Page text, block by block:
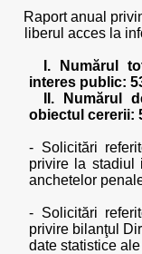
ne
Ce
înseamnă
fapta de
corupție
Cum
sesizați
o faptă
de
corupție?
Cum
este
protejat
cel care
denunță?
Ce
trebuie
să
conțină o
sesizare?
Fazele
procesului
penal
Ce
urmează
după ce
sesizez
o faptă
de
corupție?
Care sunt
drepturile și
obligațiile
persoanelor
în procesul
penal?
Cum
sprijiniți
DNA
oferind
date
despre
posibile
fapte de
corupție?
noi
Cine
lucrează
la DNA?
Cu ce
se
ocupă
DNA?
Sursele
de
informații
ale DNA
Structura
Conducerea
Structuri
teritoriale
Cadrul
legal
Resurse
financiare
și achiziții
publice
Resurse
umane
Integritate
noastre
Rapoarte
de
activitate
Hotărâri
penale
definitive
în cauze
de
corupție
media
Biroul de
informare
și relații
publice -
Contacte
Comunicate
de presă
Model de
acreditare
Drept
la
replică
Evenimente
publică
Persoana
cu
informarea
publică
Model
solicitare
informații
în baza
Legii
544/2001
Raportul
anual
privind
aplicarea
Legii
544/2001
Legea
544/2001
și norme
de
aplicare
Protecția
datelor
cu
caracter
personal
Modalități
de
contestare
a
răspunsului
oferit în
baza Legii
544/2001
Programe
Evenimente
Cadrul legal
Raport anual
liberul acces la
I. Numărul
interes public:
II. Numărul
obiectul cererii:
- Solicitări
privire la stadiul
anchetelor
- Solicitări
privire bilanţul
date statistice